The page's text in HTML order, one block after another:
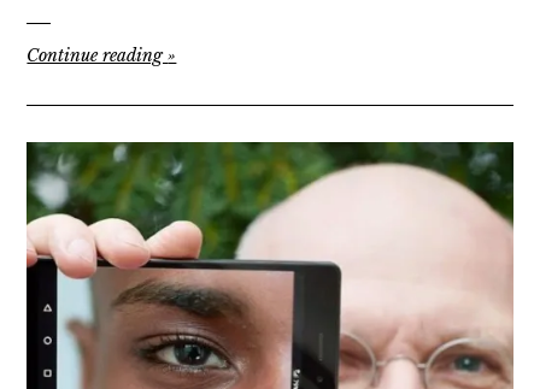
Continue reading»